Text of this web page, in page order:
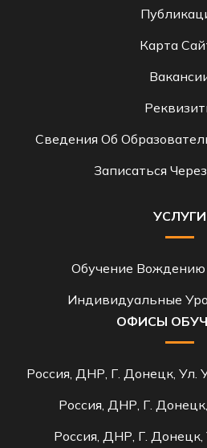
Карта
Сведения Об
Записаться
УСЛУГИ
Обучение Вождению
Индивидуальные
ОФИСЫ
Россия, ДНР, Г. Донецк, Ул.
Россия, ДНР, Г.
Россия, ДНР, Г. Донецк,